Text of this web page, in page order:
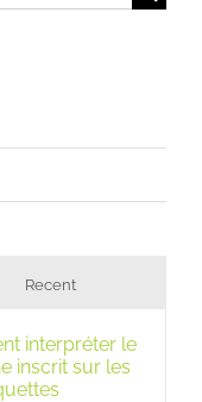
Recent
interpréter le
inscrit sur les